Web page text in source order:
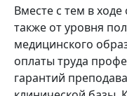
Вместе с тем в
также от уровня
медицинского
оплаты труда
гарантий